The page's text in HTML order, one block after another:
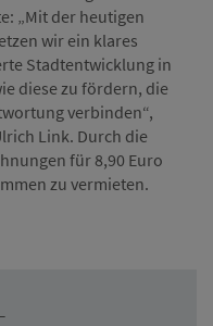
„Mit der heutigen
wir ein klares
Stadtentwicklung in
diese zu fördern, die
verbinden“,
Link. Durch die
für 8,90 Euro
zu vermieten.